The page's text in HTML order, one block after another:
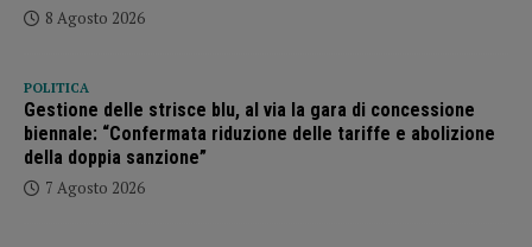
8 Agosto 2026
POLITICA
Gestione delle strisce blu, al via la gara di concessione
biennale: “Confermata riduzione delle tariffe e abolizione
della doppia sanzione”
7 Agosto 2026